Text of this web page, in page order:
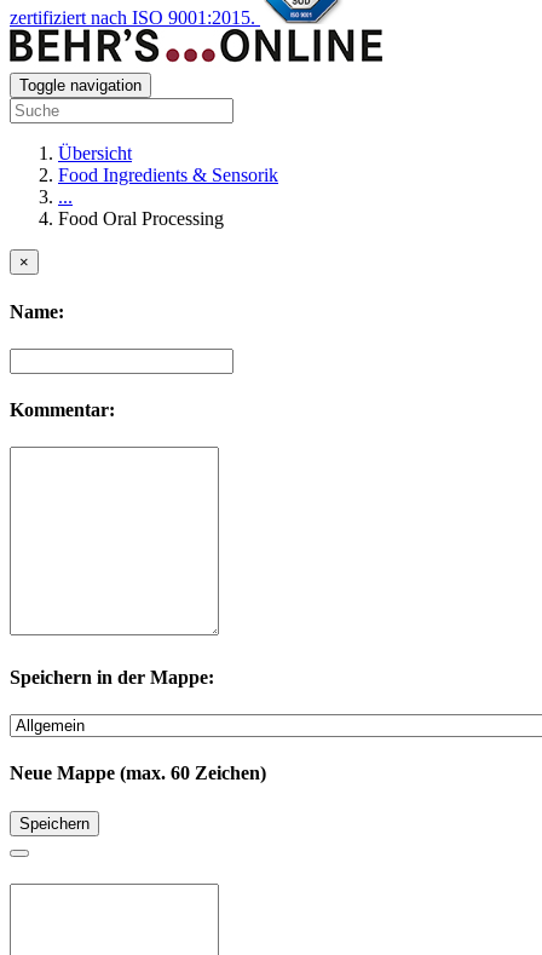
zertifiziert nach ISO 9001:2015.
Toggle navigation
Übersicht
Food Ingredients & Sensorik
...
Food Oral Processing
×
Name:
Kommentar:
Speichern in der Mappe:
Neue Mappe (max. 60 Zeichen)
Speichern